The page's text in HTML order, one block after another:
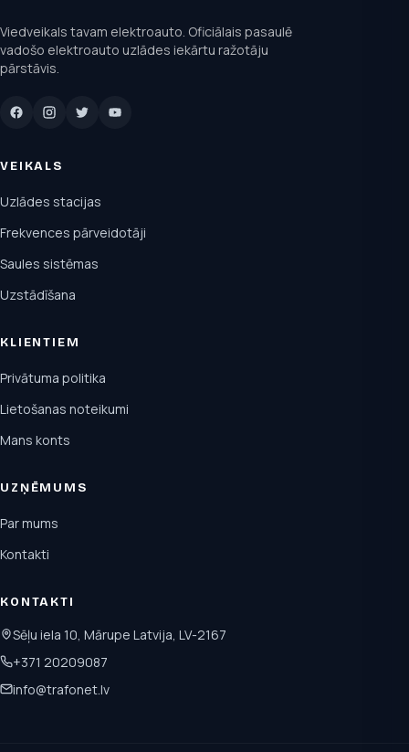
Viedveikals tavam elektroauto. Oficiālais pasaulē
vadošo elektroauto uzlādes iekārtu ražotāju
pārstāvis.
VEIKALS
Uzlādes stacijas
Frekvences pārveidotāji
Saules sistēmas
Uzstādīšana
KLIENTIEM
Privātuma politika
Lietošanas noteikumi
Mans konts
UZŅĒMUMS
Par mums
Kontakti
KONTAKTI
Sēļu iela 10, Mārupe Latvija, LV-2167
+371 20209087
info@trafonet.lv